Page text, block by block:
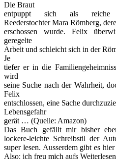
Die Braut
entpuppt sich als reiche
Reederstochter Mara Römberg,
erschossen wurde. Felix
geregelte
Arbeit und schleicht sich in der
Je
tiefer er in die
wird
seine Suche nach der Wahrheit,
Felix
entschlossen, eine Sache
Lebensgefahr
gerät … (Quelle: Amazon)
Das Buch gefällt mir bisher
lockere-leichte Schreibstil der
super lesen. Ausserdem gibt es
Also: ich freu mich aufs